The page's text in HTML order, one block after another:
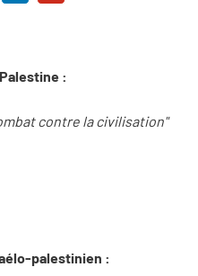
:
contre la civilisation"
palestinien :